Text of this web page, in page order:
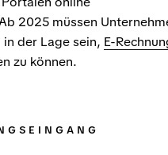
2025 müssen
der Lage sein, E-
zu können.